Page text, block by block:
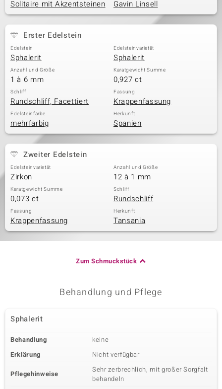
Solitaire mit Akzentsteinen Gavin Linsell
Erster Edelstein
Edelstein
Sphalerit
Edelsteinvarietät
Sphalerit
Anzahl und Größe
1 à 6 mm
Karatgewicht Summe
0,927 ct
Schliff
Rundschliff, Facettiert
Fassung
Krappenfassung
Edelsteinfarbe
mehrfarbig
Herkunft
Spanien
Zweiter Edelstein
Edelsteinvarietät
Zirkon
Anzahl und Größe
12 à 1 mm
Karatgewicht Summe
0,073 ct
Schliff
Rundschliff
Fassung
Krappenfassung
Herkunft
Tansania
Zum Schmuckstück
Behandlung und Pflege
Sphalerit
Behandlung
keine
Erklärung
Nicht verfügbar
Pflegehinweise
Sehr zerbrechlich, mit großer Sorgfalt
behandeln